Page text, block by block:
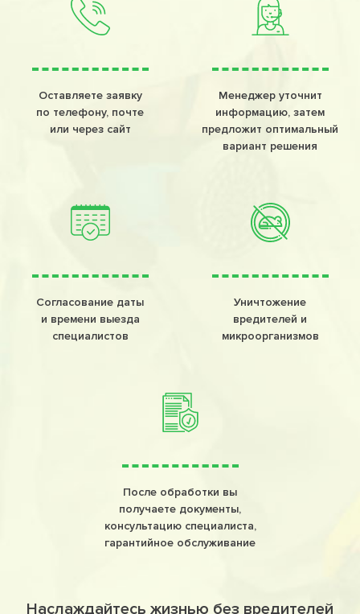
Оставляете заявку
по телефону, почте
или через сайт
Менеджер уточнит
информацию, затем
предложит оптимальный
вариант решения
Согласование даты
и времени выезда
специалистов
Уничтожение
вредителей и
микроорганизмов
После обработки вы
получаете документы,
консультацию специалиста,
гарантийное обслуживание
Наслаждайтесь жизнью без вредителей